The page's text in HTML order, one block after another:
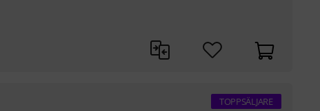
TOPPSÄLJARE